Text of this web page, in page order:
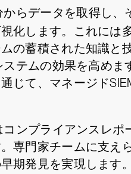
らデータを取得し
化します。これには
の蓄積された知識と
テムの効果を高め
じて、マネージド
ンプライアンスレ
専門家チームに支え
期発見を実現しま